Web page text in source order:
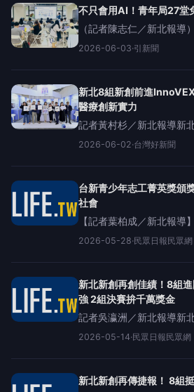
劃4大主題
不只會用AI！青年局27堂
（記者陳志仁／新北報導
業，新北市政府青年局攜
實體課程，協助青年掌握
提升工作效
2026-06-03·引新聞
新北8組新創前進
醫療創新實力
記者黃村杉／新北報導新
組具潛力的新創團隊，前
邊緣運算、智慧建築等多
AI與未
2026-06-02·台灣好新聞
台新青少年志工菁英獎
社會
【記者葉柏成／新北報導
舉辦「第26屆台新青少年
市共有3所學校、1個學生
獲獎，
2026-05-28·民眾日報民眾網
新北新創再創佳績！8組
強 2組決賽拚千萬獎金
記者吳瀛洲／新北報導新
新北市府青年局培育之八
強，其中「科淨能源股份
技股份有限公
2026-05-14·民眾日報民眾網
新北新創再傳捷報！ 8組